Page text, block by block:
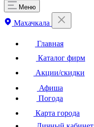
Меню
Махачкала
Главная
Каталог фирм
Акции/скидки
Афиша
Погода
Карта города